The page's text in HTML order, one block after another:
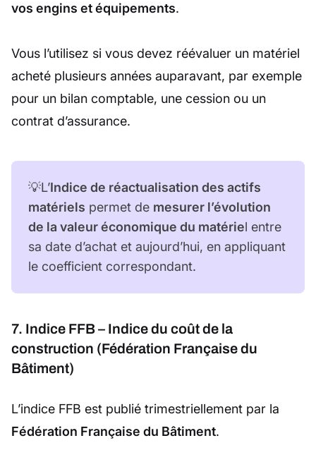
vos engins et équipements.
Vous l’utilisez si vous devez réévaluer un matériel
acheté plusieurs années auparavant, par exemple
pour un bilan comptable, une cession ou un
contrat d’assurance.
💡L’Indice de réactualisation des actifs
matériels permet de mesurer l’évolution
de la valeur économique du matériel entre
sa date d’achat et aujourd’hui, en appliquant
le coefficient correspondant.
7. Indice FFB – Indice du coût de la
construction (Fédération Française du
Bâtiment)
L’indice FFB est publié trimestriellement par la
Fédération Française du Bâtiment.